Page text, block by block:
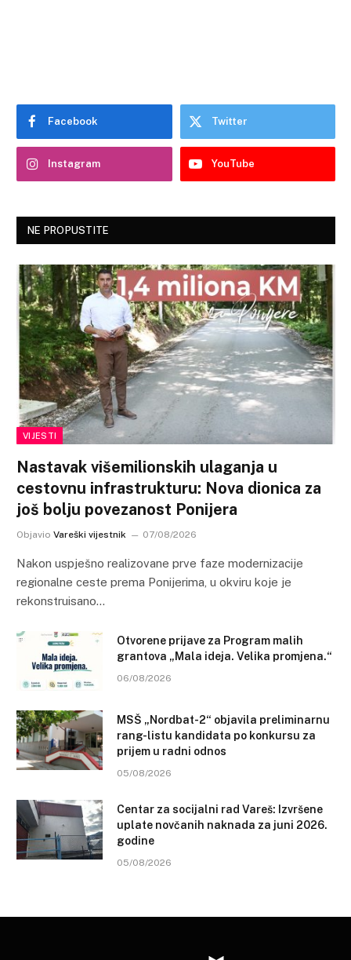
Facebook Twitter
Instagram YouTube
NE PROPUSTITE
VIJESTI
Nastavak višemilionskih ulaganja u
cestovnu infrastrukturu: Nova dionica za
još bolju povezanost Ponijera
Objavio Vareški vijestnik 07/08/2026
Nakon uspješno realizovane prve faze modernizacije
regionalne ceste prema Ponijerima, u okviru koje je
rekonstruisano…
Otvorene prijave za Program malih
grantova „Mala ideja. Velika promjena.“
06/08/2026
MSŠ „Nordbat-2“ objavila preliminarnu
rang-listu kandidata po konkursu za
prijem u radni odnos
05/08/2026
Centar za socijalni rad Vareš: Izvršene
uplate novčanih naknada za juni 2026.
godine
05/08/2026